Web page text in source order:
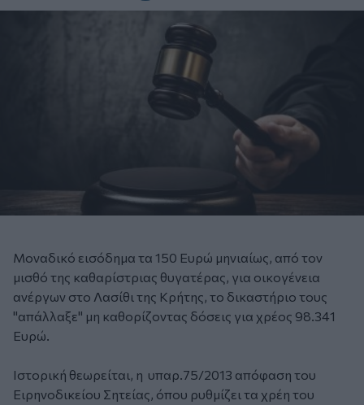
Μοναδικό εισόδημα τα 150 Ευρώ μηνιαίως, από τον
μισθό της καθαρίστριας θυγατέρας, για οικογένεια
ανέργων στο Λασίθι της Κρήτης, το δικαστήριο τους
"απάλλαξε" μη καθορίζοντας δόσεις για χρέος 98.341
Ευρώ.
Ιστορική θεωρείται, η υπαρ.75/2013 απόφαση του
Ειρηνοδικείου Σητείας, όπου ρυθμίζει τα χρέη του